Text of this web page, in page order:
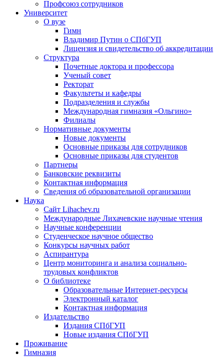
Профсоюз сотрудников
Университет
О вузе
Гимн
Владимир Путин о СПбГУП
Лицензия и свидетельство об аккредитации
Структура
Почетные доктора и профессора
Ученый совет
Ректорат
Факультеты и кафедры
Подразделения и службы
Международная гимназия «Ольгино»
Филиалы
Нормативные документы
Новые документы
Основные приказы для сотрудников
Основные приказы для студентов
Партнеры
Банковские реквизиты
Контактная информация
Сведения об образовательной организации
Наука
Сайт Lihachev.ru
Международные Лихачевские научные чтения
Научные конференции
Студенческое научное общество
Конкурсы научных работ
Аспирантура
Центр мониторинга и анализа социально-
трудовых конфликтов
О библиотеке
Образовательные Интернет-ресурсы
Электронный каталог
Контактная информация
Издательство
Издания СПбГУП
Новые издания СПбГУП
Проживание
Гимназия